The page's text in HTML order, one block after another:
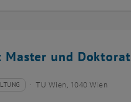
Master und Doktorat
TU Wien, 1040 Wien